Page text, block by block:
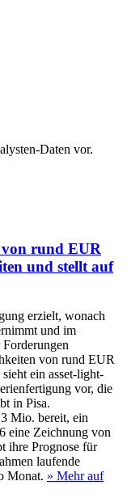
Daten vor.
rund EUR
und stellt auf
erzielt, wonach
und im
von rund EUR
ein asset-light-
vor, die
in Pisa.
Mio. bereit, ein
eine Zeichnung von
ihre Prognose für
laufende
Monat. » Mehr auf